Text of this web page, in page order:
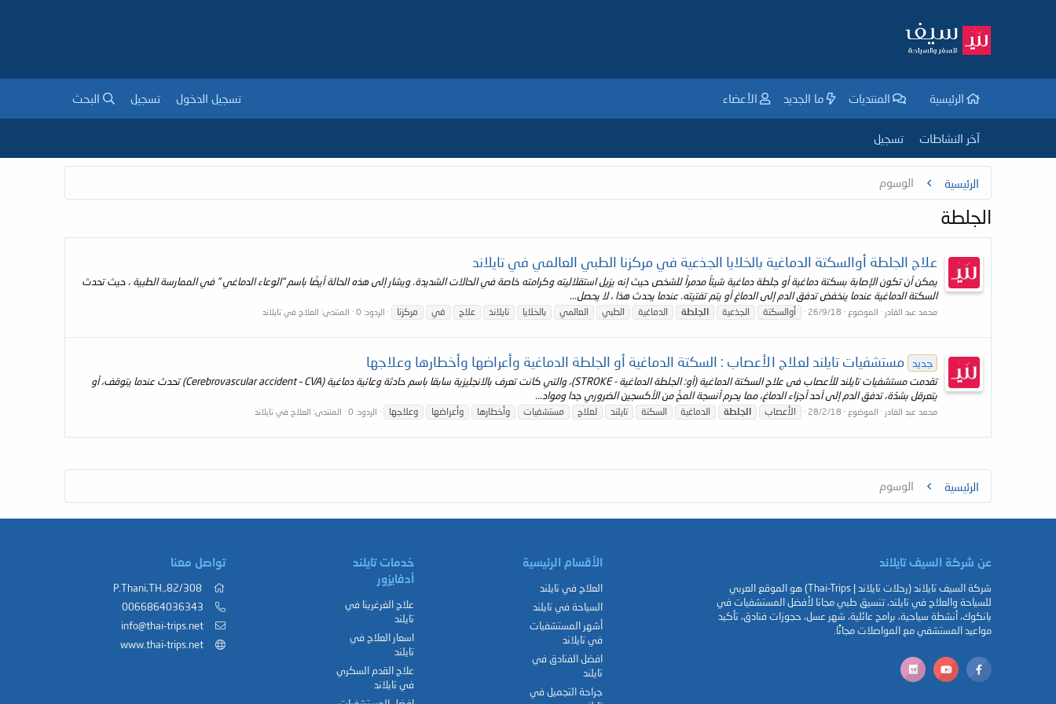
الرئيسية المنتديات ما الجديد الأعضاء تسجيل الدخول تسجيل البحث
آخر النشاطات تسجيل
الرئيسية الوسوم
الجلطة
علاج الجلطة أوالسكتة الدماغية بالخلايا الجذعية في مركزنا الطبي العالمي في تايلاند
يمكن أن تكون الإصابة بسكتة دماغية أو جلطة دماغية شيئاً مدمراً للشخص حيث إنه يزيل استقلاليته وكرامته خاصة في الحالات الشديدة. ويشار إلى هذه الحالة أيضًا باسم “الوعاء الدماغي ” في الممارسة الطبية ، حيث تحدث
السكتة الدماغية عندما ينخفض تدفق الدم إلى الدماغ أو يتم تفتيته. عندما يحدث هذا ، لا يحصل...
محمد عبد القادر الموضوع 26/9/18 أوالسكتة الجذعية الجلطة الدماغية الطبي العالمي بالخلايا تايلاند علاج في مركزنا الردود: 0 المنتدى: العلاج في تايلاند
جديد مستشفيات تايلند لعلاج الأعصاب : السكتة الدماغية أو الجلطة الدماغية وأعراضها وأخطارها وعلاجها
تقدمت مستشفيات تايلند للأعصاب فى علاج السكتة الدماغية (أو: الجلطة الدماغية - STROKE)، والتي كانت تعرف بالانجليزية سابقا باسم حادثة وعائية دماغية (Cerebrovascular accident – CVA) تحدث عندما يتوقف، أو
يتعرقل بشدّة، تدفق الدم إلى أحد أجزاء الدماغ، مما يحرم أنسجة المخّ من الأكسجين الضروري جدا ومواد...
محمد عبد القادر الموضوع 28/2/18 الأعصاب الجلطة الدماغية السكتة تايلند لعلاج مستشفيات وأخطارها وأعراضها وعلاجها الردود: 0 المنتدى: العلاج في تايلاند
الرئيسية الوسوم
عن شركة السيف تايلاند
شركة السيف تايلاند (رحلات تايلاند | Thai-Trips) هو الموقع العربي
للسياحة والعلاج في تايلند، تنسيق طبي مجانا لأفضل المستشفيات في
بانكوك، أنشطة سياحية، برامج عائلية، شهر عسل، حجوزات فنادق، تأكيد
مواعيد المستشفي مع المواصلات مجانًا.
الأقسام الرئيسية
العلاج في تايلند
السياحة في تايلند
أشهر المستشفيات
في تايلاند
افضل الفنادق في
تايلند
جراحة التجميل في
خدمات تايلند
أدفايزور
علاج الغرغرينا في
تايلند
اسعار العلاج في
تايلند
علاج القدم السكري
في تايلاند
تواصل معنا
82/308,.P.Thani,TH
0066864036343
info@thai-trips.net
www.thai-trips.net